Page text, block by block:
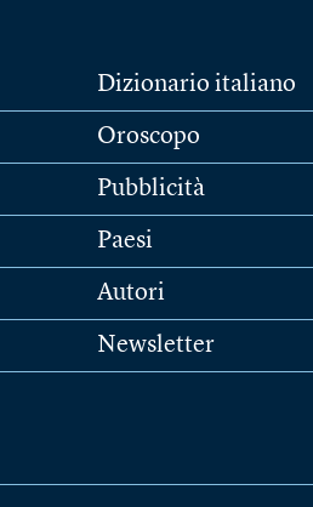
Dizionario italiano
Oroscopo
Pubblicità
Paesi
Autori
Newsletter